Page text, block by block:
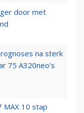
door met
na sterk
75 A320neo’s
MAX 10 stap